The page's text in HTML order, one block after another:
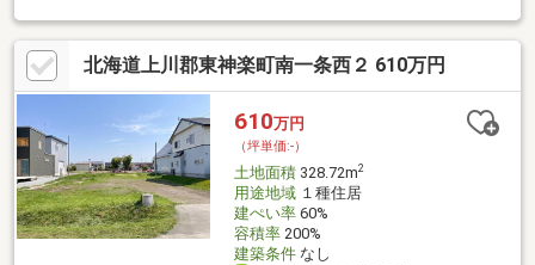
住宅が建ち並ぶ落ち着いた住環境！新築用地としておすすめです
◎■広さを活かして駐車スペースやお庭も計画しやすく、家族の
暮らしに合わせた住まいづくりが可能♪■東神楽町中心部にも近
く、利便性と落ち着いた住環境が魅力の土地です◎※本物件は263-
8の土地を2区画に分けての販売となります。お気軽にお問い合わ
せください♪（TEL:011-790-8100）
北海道上川郡東神楽町南一条西２ 610万円
610万円
（坪単価:-）
土地面積328.72m2
用途地域１種住居
建ぺい率60%
容積率200%
建築条件なし